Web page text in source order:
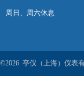
周日、周六休息
©2026 亭仪（上海）仪表